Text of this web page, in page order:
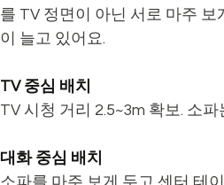
를 TV 정면이 아닌 서로 마주
이 늘고 있어요.
TV 중심 배치
TV 시청 거리 2.5~3m 확보. 소
대화 중심 배치